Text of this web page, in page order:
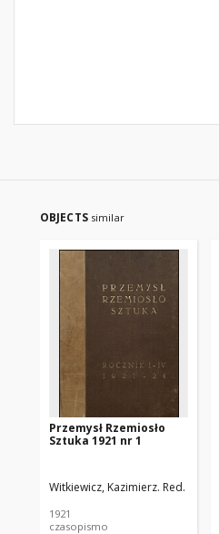
OBJECTS similar
Przemysł Rzemiosło
Sztuka 1921 nr 1
Witkiewicz, Kazimierz. Red.
1921
czasopismo